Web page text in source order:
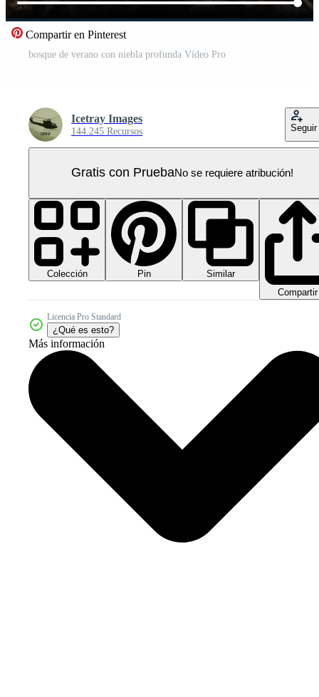
Compartir en Pinterest
bosque de verano con niebla profunda Vídeo Pro
Icetray Images
144.245 Recursos Seguir
Gratis con PruebaNo se requiere atribución!
Colección Pin
Similar
Compartir
Licencia Pro Standard
¿Qué es esto?
Más información